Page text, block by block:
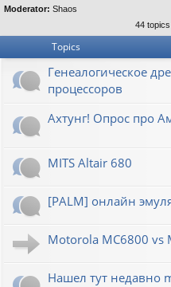
s
Moderator: Shaos
44 topics
Topics
Генеалогическое
процессоров
Ахтунг! Опрос про
MITS Altair 680
[PALM] онлайн
Motorola MC6800 vs
Нашел тут недавно